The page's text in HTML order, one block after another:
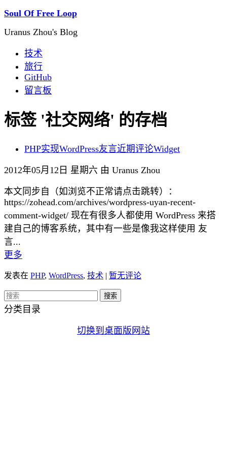
Soul Of Free Loop
Uranus Zhou's Blog
技术
旅行
GitHub
留言板
标签 '社交网络' 的存档
PHP实现WordPress友言近期评论Widget
2012年05月12日 星期六 由 Uranus Zhou
本文同步自（如浏览不正常请点击跳转）：
https://zohead.com/archives/wordpress-uyan-recent-
comment-widget/ 现在有很多人都使用 WordPress 来搭
建自己的博客系统，其中有一些是像我这样使用 友
言...
更多
发表在 PHP, WordPress, 技术 | 暂无评论
分类目录
切换到桌面版网站